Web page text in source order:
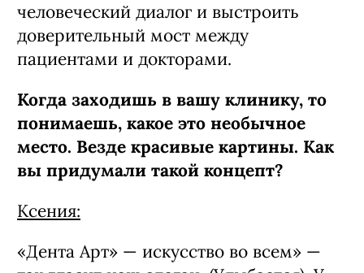
мне проще вести простой
человеческий диалог и выстроить
доверительный мост между
пациентами и докторами.
Когда заходишь в вашу клинику, то
понимаешь, какое это необычное
место. Везде красивые картины. Как
вы придумали такой концепт?
Ксения: